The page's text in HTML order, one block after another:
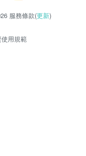
服務條款(更新)
用規範